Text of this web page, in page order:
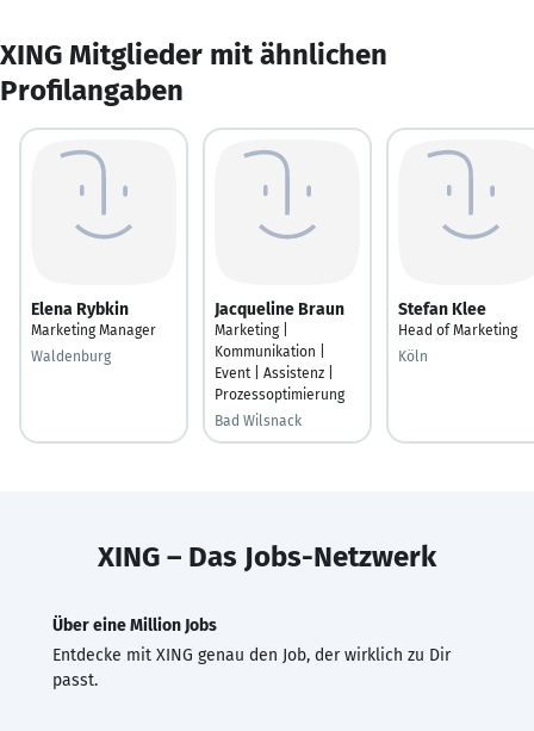
XING Mitglieder mit ähnlichen
Profilangaben
Elena Rybkin
Marketing Manager
Waldenburg
Jacqueline Braun
Marketing |
Kommunikation |
Event | Assistenz |
Prozessoptimierung
Bad Wilsnack
Stefan Klee
Head of Marketing
Köln
XING – Das Jobs-Netzwerk
Über eine Million Jobs
Entdecke mit XING genau den Job, der wirklich zu Dir
passt.